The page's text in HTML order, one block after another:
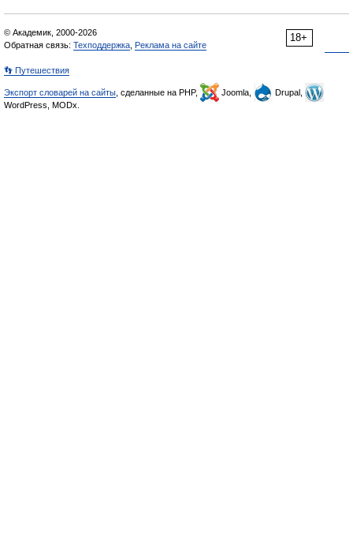
18+
© Академик, 2000-2026
Обратная связь: Техподдержка Реклама на сайте
👣 Путешествия
Экспорт словарей на сайты , сделанные на PHP, Joomla,
Drupal,
WordPress, MODx.